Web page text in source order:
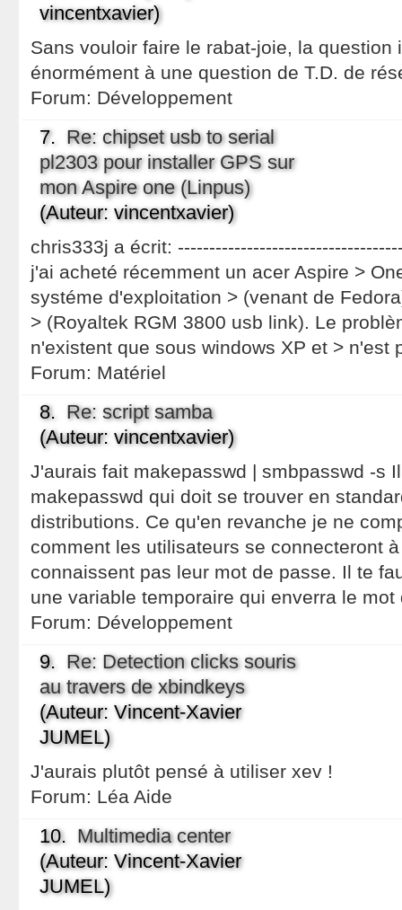
vincentxavier)
Sans vouloir faire le rabat-joie, la question
énormément à une question de T.D. de
Forum: Développement
7. Re: chipset usb to serial
pl2303 pour installer GPS sur
mon Aspire one (Linpus)
(Auteur: vincentxavier)
chris333j a écrit:
j'ai acheté récemment un acer Aspire >
systéme d'exploitation > (venant de
> (Royaltek RGM 3800 usb link). Le
n'existent que sous windows XP et > n'est
Forum: Matériel
8. Re: script samba
(Auteur: vincentxavier)
J'aurais fait makepasswd | smbpasswd -s
makepasswd qui doit se trouver en
distributions. Ce qu'en revanche je ne
comment les utilisateurs se connecteront
connaissent pas leur mot de passe. Il te
une variable temporaire qui enverra le
Forum: Développement
9. Re: Detection clicks souris
au travers de xbindkeys
(Auteur: Vincent-Xavier
JUMEL)
J'aurais plutôt pensé à utiliser xev !
Forum: Léa Aide
10. Multimedia center
(Auteur: Vincent-Xavier
JUMEL)